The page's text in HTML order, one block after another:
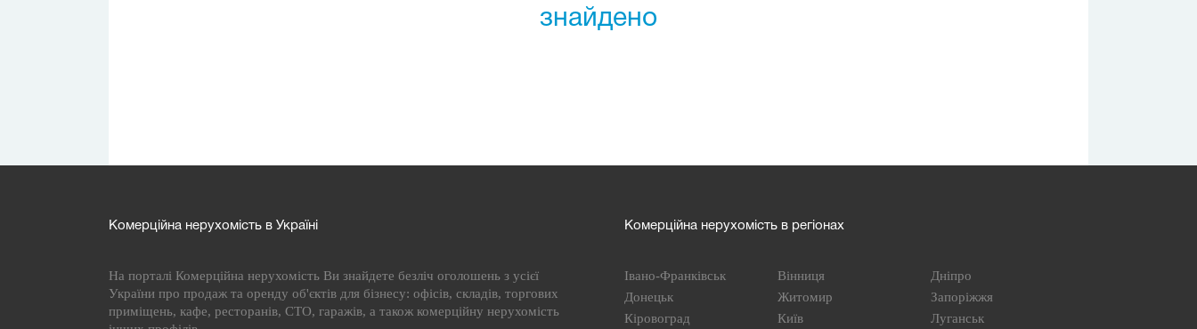
знайдено
Комерційна нерухомість в Україні
На порталі Комерційна нерухомість Ви знайдете безліч оголошень з усієї
України про продаж та оренду об'єктів для бізнесу: офісів, складів, торгових
приміщень, кафе, ресторанів, СТО, гаражів, а також комерційну нерухомість
Комерційна нерухомість в регіонах
Івано-Франківськ Вінниця
Дніпро
Донецьк
Житомир
Запоріжжя
Кіровоград
Київ Луганськ